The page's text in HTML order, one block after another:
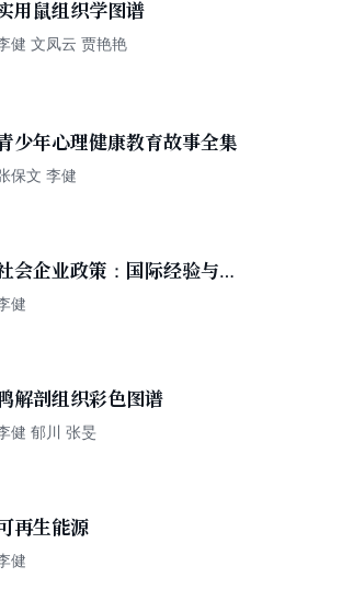
用鼠组织学图谱
健 文凤云 贾艳艳
少年心理健康教育故事全集
保文 李健
会企业政策：国际经验与中
选择
健
解剖组织彩色图谱
健 郁川 张旻
再生能源
健